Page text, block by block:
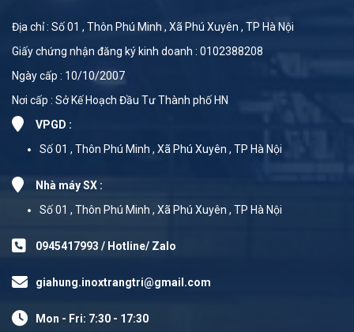
Địa chỉ : Số 01 , Thôn Phú Minh , Xã Phú Xuyên , TP Hà Nội
Giấy chứng nhận đăng ký kinh doanh : 0102388208
Ngày cấp : 10/10/2007
Nơi cấp : Sở Kế Hoạch Đầu Tư Thành phố HN
VPGD :
Số 01 , Thôn Phú Minh , Xã Phú Xuyên , TP Hà Nội
Nhà máy SX :
Số 01 , Thôn Phú Minh , Xã Phú Xuyên , TP Hà Nội
0945417993 / Hotline/ Zalo
giahung.inoxtrangtri@gmail.com
Mon - Fri: 7:30 - 17:30